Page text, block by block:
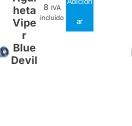
heta
Vipe
r
Blue
Devil
8 IVA
incluído
ar